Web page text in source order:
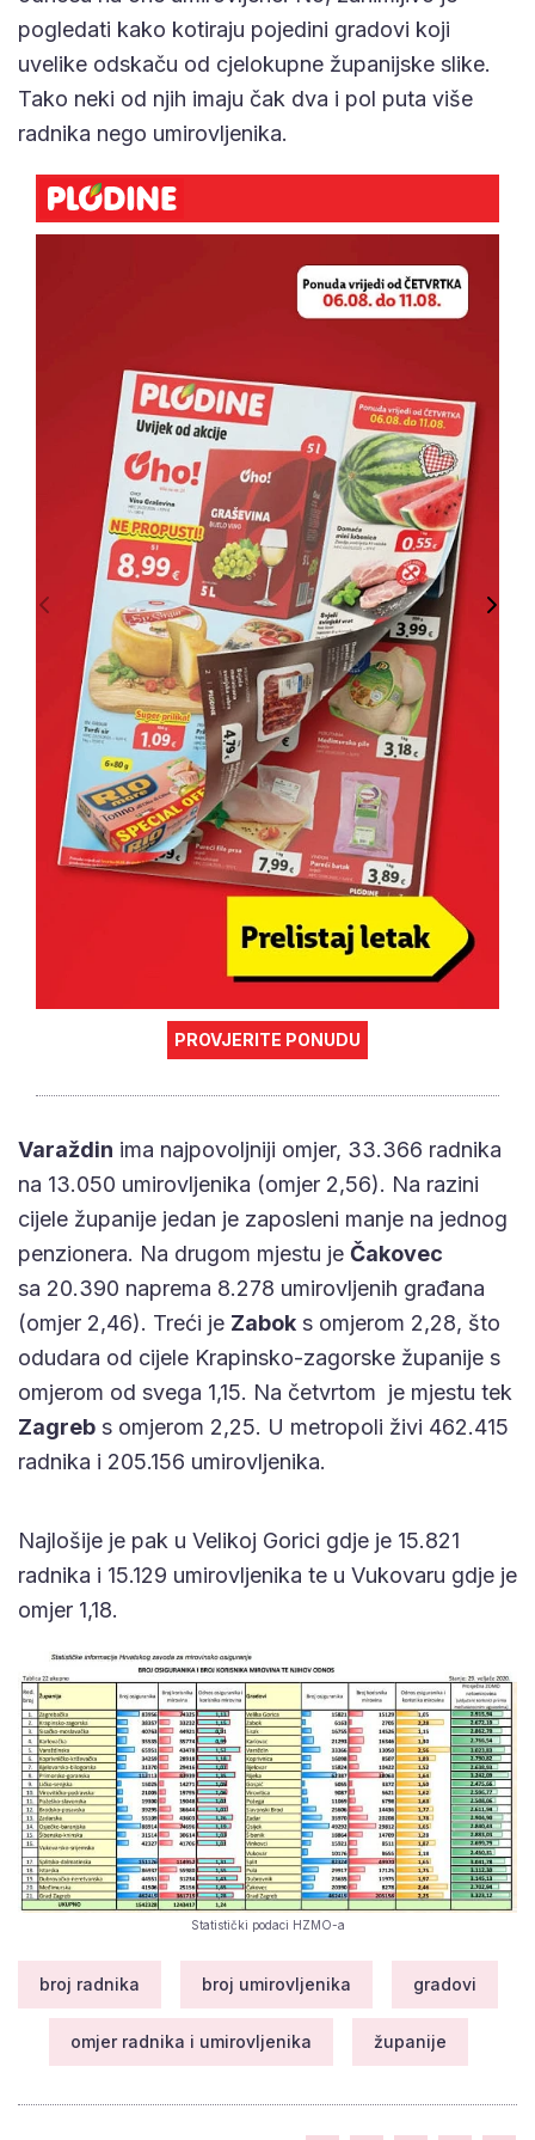
pogledati kako kotiraju pojedini gradovi koji
uvelike odskaču od cjelokupne županijske slike.
Tako neki od njih imaju čak dva i pol puta više
radnika nego umirovljenika.
PROVJERITE PONUDU
Varaždin ima najpovoljniji omjer, 33.366 radnika
na 13.050 umirovljenika (omjer 2,56). Na razini
cijele županije jedan je zaposleni manje na jednog
penzionera. Na drugom mjestu je Čakovec
sa 20.390 naprema 8.278 umirovljenih građana
(omjer 2,46). Treći je Zabok s omjerom 2,28, što
odudara od cijele Krapinsko-zagorske županije s
omjerom od svega 1,15. Na četvrtom je mjestu tek
Zagreb s omjerom 2,25. U metropoli živi 462.415
radnika i 205.156 umirovljenika.
Najlošije je pak u Velikoj Gorici gdje je 15.821
radnika i 15.129 umirovljenika te u Vukovaru gdje je
omjer 1,18.
Statistički podaci HZMO-a
broj radnika broj umirovljenika gradovi
omjer radnika i umirovljenika županije